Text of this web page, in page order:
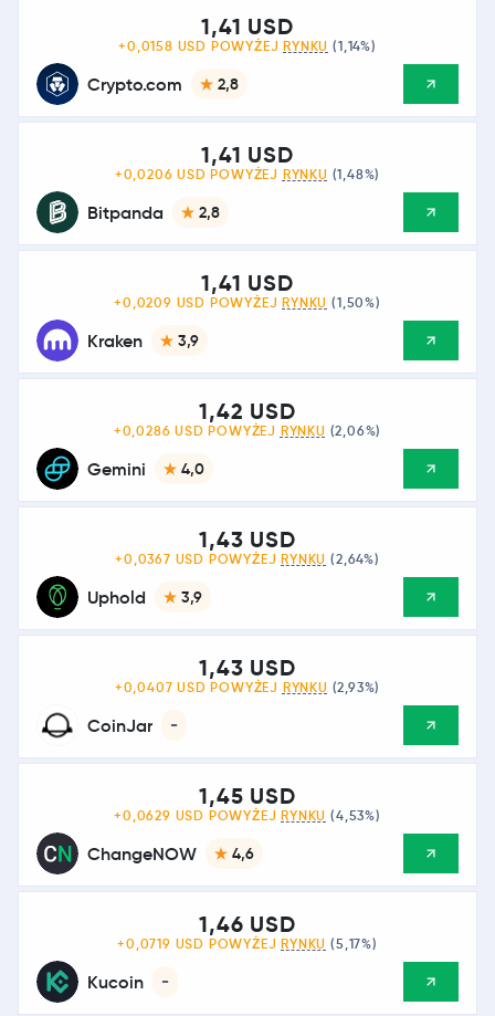
Crypto.com 2,8
1,41 USD
+0,0158 USD POWYŻEJ RYNKU (1,14%)
Bitpanda 2,8
1,41 USD
+0,0206 USD POWYŻEJ RYNKU (1,48%)
Kraken 3,9
1,41 USD
+0,0209 USD POWYŻEJ RYNKU (1,50%)
Gemini 4,0
1,42 USD
+0,0286 USD POWYŻEJ RYNKU (2,06%)
Uphold 3,9
1,43 USD
+0,0367 USD POWYŻEJ RYNKU (2,64%)
CoinJar -
1,43 USD
+0,0407 USD POWYŻEJ RYNKU (2,93%)
ChangeNOW 4,6
1,45 USD
+0,0629 USD POWYŻEJ RYNKU (4,53%)
Kucoin -
1,46 USD
+0,0719 USD POWYŻEJ RYNKU (5,17%)